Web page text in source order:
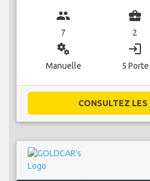
group
7
business_center
2
miscellaneous_services
Manuelle
login
5 Porte
CONSULTEZ LES